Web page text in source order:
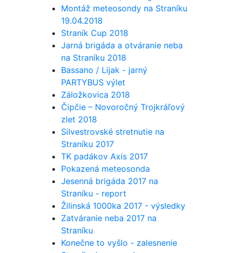
Montáž meteosondy na Straníku
19.04.2018
Straník Cup 2018
Jarná brigáda a otváranie neba
na Straníku 2018
Bassano / Lijak - jarný
PARTYBUS výlet
Záložkovica 2018
Čipčie – Novoročný Trojkráľový
zlet 2018
Silvestrovské stretnutie na
Straníku 2017
TK padákov Axis 2017
Pokazená meteosonda
Jesenná brigáda 2017 na
Straníku - report
Žilinská 1000ka 2017 - výsledky
Zatváranie neba 2017 na
Straníku
Konečne to vyšlo - zalesnenie